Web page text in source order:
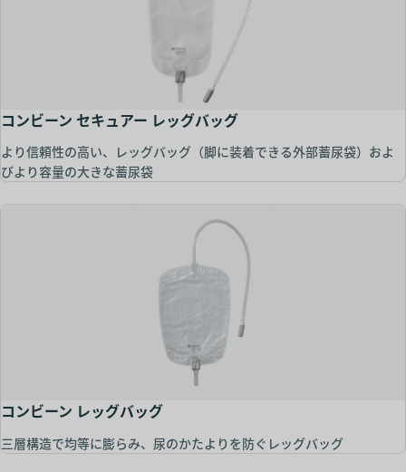
コンビーン セキュアー レッグバッグ
より信頼性の高い、レッグバッグ（脚に装着できる外部蓄尿袋）およ
びより容量の大きな蓄尿袋
コンビーン レッグバッグ
三層構造で均等に膨らみ、尿のかたよりを防ぐレッグバッグ